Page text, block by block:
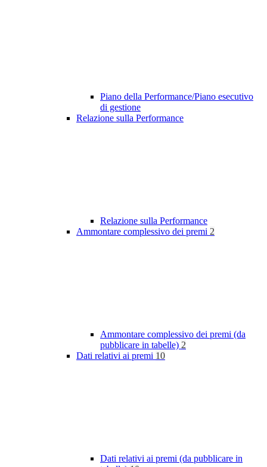
Piano della Performance/Piano esecutivo
di gestione
Relazione sulla Performance
Relazione sulla Performance
Ammontare complessivo dei premi 2
Ammontare complessivo dei premi (da
pubblicare in tabelle) 2
Dati relativi ai premi 10
Dati relativi ai premi (da pubblicare in